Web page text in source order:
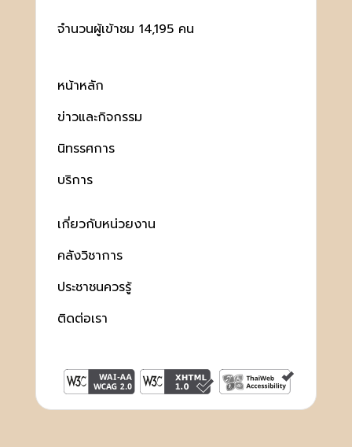
จำนวนผู้เข้าชม 14,195 คน
หน้าหลัก
ข่าวและกิจกรรม
นิทรรศการ
บริการ
เกี่ยวกับหน่วยงาน
คลังวิชาการ
ประชาชนควรรู้
ติดต่อเรา